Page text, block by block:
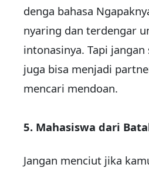
denga bahasa
nyaring dan terdengar
intonasinya. Tapi jangan
juga bisa menjadi
mencari mendoan.
5. Mahasiswa dari
Jangan menciut jika